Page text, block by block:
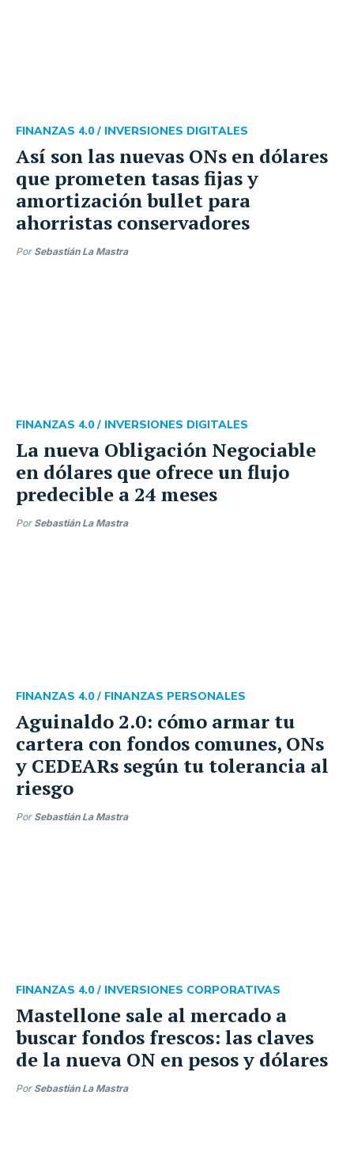
Así son las nuevas ONs en dólares
que prometen tasas fijas y
amortización bullet para
ahorristas conservadores
FINANZAS 4.0 / INVERSIONES DIGITALES
Por Sebastián La Mastra
La nueva Obligación Negociable
en dólares que ofrece un flujo
predecible a 24 meses
FINANZAS 4.0 / INVERSIONES DIGITALES
Por Sebastián La Mastra
Aguinaldo 2.0: cómo armar tu
cartera con fondos comunes, ONs
y CEDEARs según tu tolerancia al
riesgo
FINANZAS 4.0 / FINANZAS PERSONALES
Por Sebastián La Mastra
Mastellone sale al mercado a
buscar fondos frescos: las claves
de la nueva ON en pesos y dólares
FINANZAS 4.0 / INVERSIONES CORPORATIVAS
Por Sebastián La Mastra